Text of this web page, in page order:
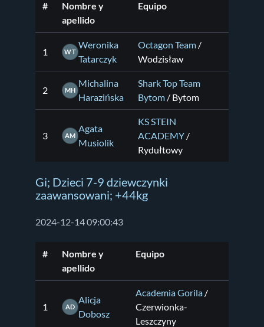
#
Nombre y
apellido
Equipo
1 WT
Weronika
Tatarczyk
Octagon Team /
Wodzisław
2 MH
Michalina
Harazińska
Shark Top Team
Bytom / Bytom
3 AM
Agata
Musiolik
KS STEIN
ACADEMY /
Rydułtowy
Gi; Dzieci 7-9 dziewczynki
zaawansowani; +44kg
2024-12-14 09:00:43
#
Nombre y
apellido
Equipo
1 AD
Alicja
Dobosz
Academia Gorila /
Czerwionka-
Leszczyny